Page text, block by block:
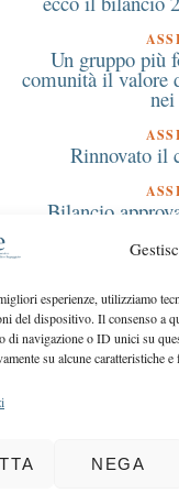
esperienze, utilizziamo
del dispositivo. Il consenso a
di navigazione o ID unici su
su alcune caratteristiche
NEGA
Un gruppo più
comunità il valore
Rinnovato il
Bilancio
Costruire